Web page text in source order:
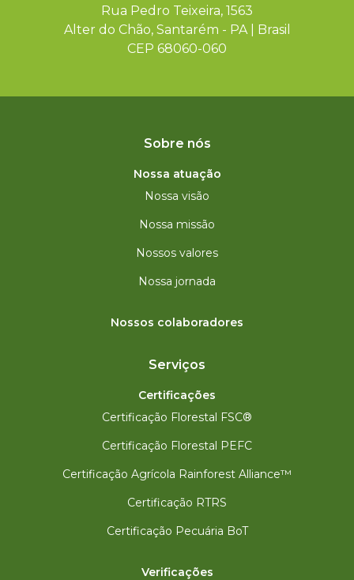
Rua Pedro Teixeira, 1563
Alter do Chão, Santarém - PA | Brasil
CEP 68060-060
Sobre nós
Nossa atuação
Nossa visão
Nossa missão
Nossos valores
Nossa jornada
Nossos colaboradores
Serviços
Certificações
Certificação Florestal FSC®
Certificação Florestal PEFC
Certificação Agrícola Rainforest Alliance™
Certificação RTRS
Certificação Pecuária BoT
Verificações